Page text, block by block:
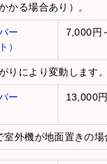
かる場合あり）。
ー
）
7,000円
りにより変動します。
ー
13,000
室外機が地面置きの場